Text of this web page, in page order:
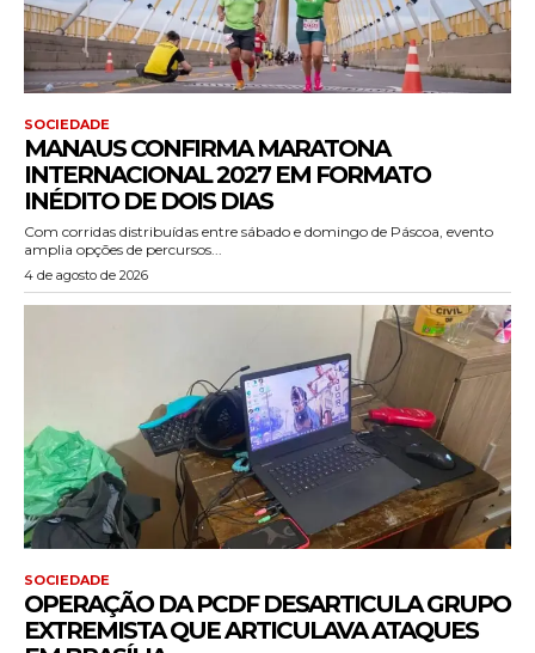
SOCIEDADE
MANAUS CONFIRMA MARATONA
INTERNACIONAL 2027 EM FORMATO
INÉDITO DE DOIS DIAS
Com corridas distribuídas entre sábado e domingo de Páscoa, evento
amplia opções de percursos...
4 de agosto de 2026
SOCIEDADE
OPERAÇÃO DA PCDF DESARTICULA GRUPO
EXTREMISTA QUE ARTICULAVA ATAQUES